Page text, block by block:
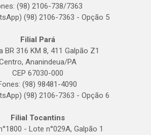
(98) 2106-738/7363
(98) 2106-7363 - Opção 5
Filial Pará
BR 316 KM 8, 411 Galpão Z1
Ananindeua/PA
CEP 67030-000
(98) 98481-4090
(98) 2106-7363 - Opção 6
Filial Tocantins
- Lote n°029A, Galpão 1